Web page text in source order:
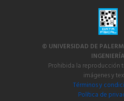
© UNIVERSIDAD DE
INGENIERÍA
Prohibida la reproducción
imágenes y
Términos y
Política de